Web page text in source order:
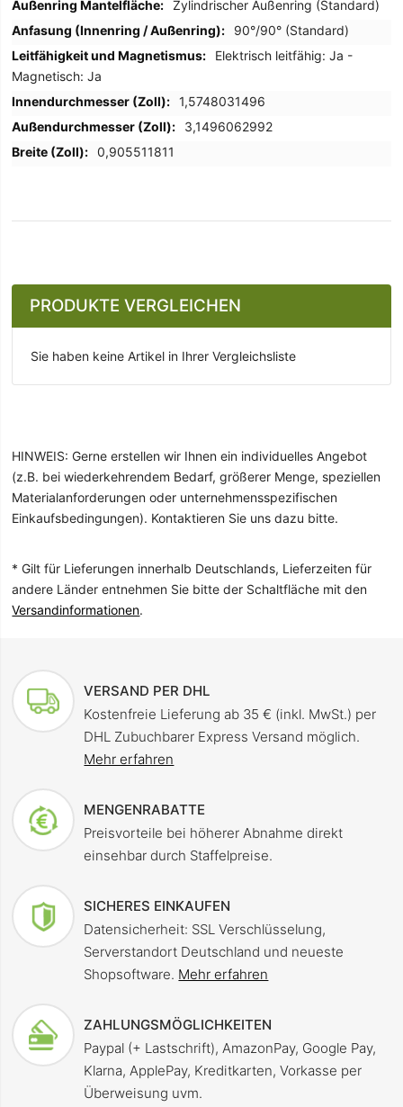
Zylindrischer Außenring (Standard)
90°/90° (Standard)
Elektrisch leitfähig: Ja -
Magnetisch: Ja
1,5748031496
3,1496062992
0,905511811
PRODUKTE VERGLEICHEN
Sie haben keine Artikel in Ihrer Vergleichsliste
HINWEIS: Gerne erstellen wir Ihnen ein individuelles Angebot
(z.B. bei wiederkehrendem Bedarf, größerer Menge, speziellen
Materialanforderungen oder unternehmensspezifischen
Einkaufsbedingungen). Kontaktieren Sie uns dazu bitte.
* Gilt für Lieferungen innerhalb Deutschlands, Lieferzeiten für
andere Länder entnehmen Sie bitte der Schaltfläche mit den
Versandinformationen.
VERSAND PER DHL
Kostenfreie Lieferung ab 35 € (inkl. MwSt.) per
DHL Zubuchbarer Express Versand möglich.
Mehr erfahren
MENGENRABATTE
Preisvorteile bei höherer Abnahme direkt
einsehbar durch Staffelpreise.
SICHERES EINKAUFEN
Datensicherheit: SSL Verschlüsselung,
Serverstandort Deutschland und neueste
Shopsoftware. Mehr erfahren
ZAHLUNGSMÖGLICHKEITEN
Paypal (+ Lastschrift), AmazonPay, Google Pay,
Klarna, ApplePay, Kreditkarten, Vorkasse per
Überweisung uvm.